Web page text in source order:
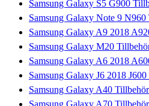
Samsung Galaxy S5 G900
Samsung Galaxy Note 9
Samsung Galaxy A9 2018
Samsung Galaxy M20
Samsung Galaxy A6 2018
Samsung Galaxy J6 2018
Samsung Galaxy A40 Tillbehör
Samsung Galaxy A70 Tillbehör